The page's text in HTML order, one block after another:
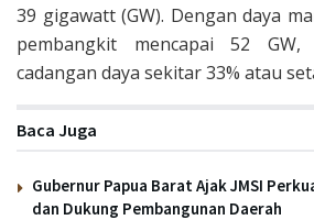
39 gigawatt (GW). Dengan daya
pembangkit mencapai 52
cadangan daya sekitar 33% atau
Baca Juga
Gubernur Papua Barat Ajak JMSI
dan Dukung Pembangunan Daerah